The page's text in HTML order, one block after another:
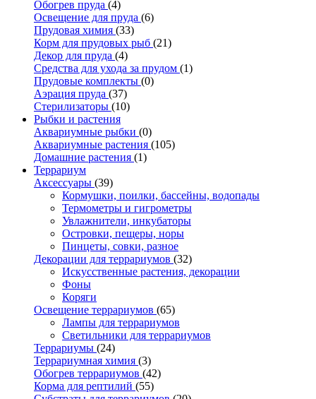
Обогрев пруда (4)
Освещение для пруда (6)
Прудовая химия (33)
Корм для прудовых рыб (21)
Декор для пруда (4)
Средства для ухода за прудом (1)
Прудовые комплекты (0)
Аэрация пруда (37)
Стерилизаторы (10)
Рыбки и растения
Аквариумные рыбки (0)
Аквариумные растения (105)
Домашние растения (1)
Террариум
Аксессуары (39)
Кормушки, поилки, бассейны, водопады
Термометры и гигрометры
Увлажнители, инкубаторы
Островки, пещеры, норы
Пинцеты, совки, разное
Декорации для террариумов (32)
Искусственные растения, декорации
Фоны
Коряги
Освещение террариумов (65)
Лампы для террариумов
Светильники для террариумов
Террариумы (24)
Террариумная химия (3)
Обогрев террариумов (42)
Корма для рептилий (55)